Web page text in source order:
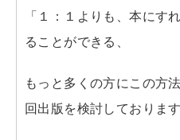
「１：１よりも、本にす
ることができる、
もっと多くの方にこの方
回出版を検討しております